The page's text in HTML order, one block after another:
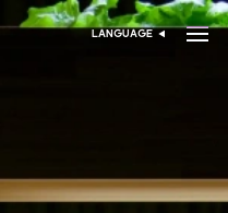
اختر اللغة
LANGUAGE